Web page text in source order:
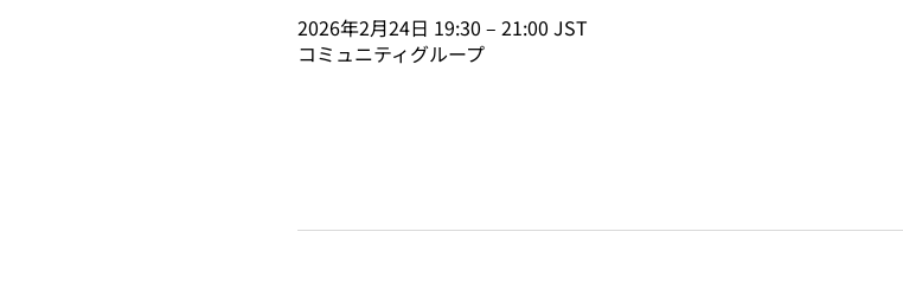
2026年2月24日 19:30 – 21:00 JST
コミュニティグループ